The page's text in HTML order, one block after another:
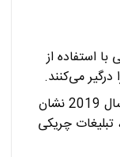
استفاده از
می‌کنند.
: مطالعه‌ای در سال 2019 نشان
تبلیغات چریکی